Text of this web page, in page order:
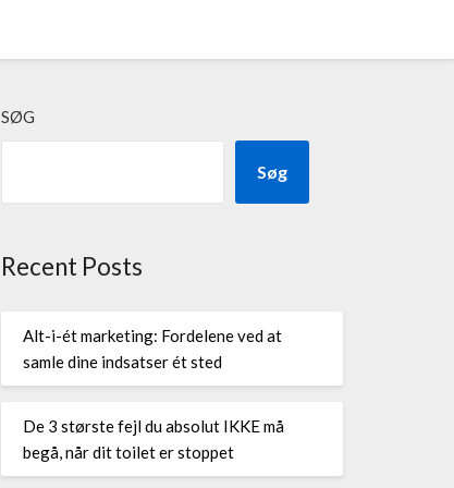
SØG
Søg
Recent Posts
Alt-i-ét marketing: Fordelene ved at
samle dine indsatser ét sted
De 3 største fejl du absolut IKKE må
begå, når dit toilet er stoppet